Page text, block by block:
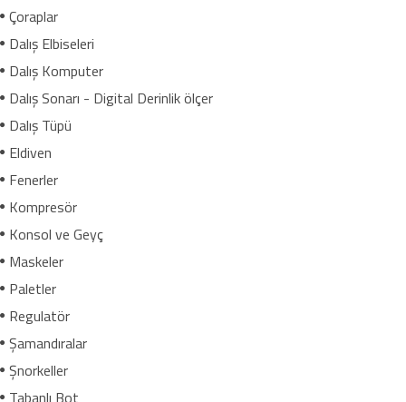
Çoraplar
Dalış Elbiseleri
Dalış Komputer
Dalış Sonarı - Digital Derinlik ölçer
Dalış Tüpü
Eldiven
Fenerler
Kompresör
Konsol ve Geyç
Maskeler
Paletler
Regulatör
Şamandıralar
Şnorkeller
Tabanlı Bot